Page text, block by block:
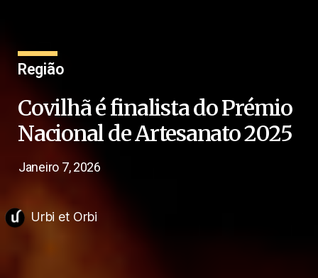
Região
Covilhã é finalista do Prémio
Nacional de Artesanato 2025
Janeiro 7, 2026
Urbi et Orbi